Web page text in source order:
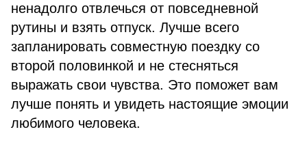
ненадолго отвлечься от повседневной
рутины и взять отпуск. Лучше всего
запланировать совместную поездку со
второй половинкой и не стесняться
выражать свои чувства. Это поможет вам
лучше понять и увидеть настоящие эмоции
любимого человека.